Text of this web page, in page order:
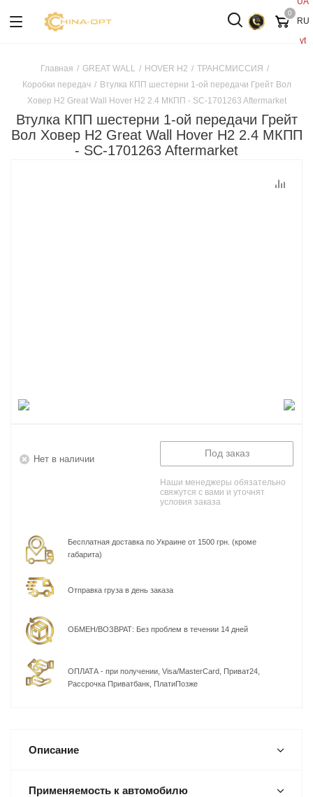
RU
yt
0
Главная / GREAT WALL / HOVER H2 / ТРАНСМИССИЯ /
Коробки передач / Втулка КПП шестерни 1-ой передачи Грейт Вол
Ховер H2 Great Wall Hover H2 2.4 МКПП - SC-1701263 Aftermarket
Втулка КПП шестерни 1-ой передачи Грейт
Вол Ховер H2 Great Wall Hover H2 2.4 МКПП
- SC-1701263 Aftermarket
Нет в наличии
Под заказ
Наши менеджеры обязательно
свяжутся с вами и уточнят
условия заказа
Бесплатная доставка по Украине от 1500 грн. (кроме
габарита)
Отправка груза в день заказа
ОБМЕН/ВОЗВРАТ: Без проблем в течении 14 дней
ОПЛАТА - при получении, Visa/MasterCard, Приват24,
Рассрочка Приватбанк, ПлатиПозже
Описание
Применяемость к автомобилю